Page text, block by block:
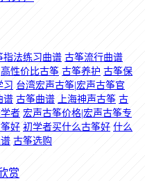
指法练习曲谱 古筝流行曲谱
高性价比古筝 古筝养护 古筝保
习 台湾宏声古筝|宏声古筝官
谱 古筝曲谱 上海神声古筝 古
者 宏声古筝价格|宏声古筝专
好 初学者买什么古筝好 什么
古筝选购